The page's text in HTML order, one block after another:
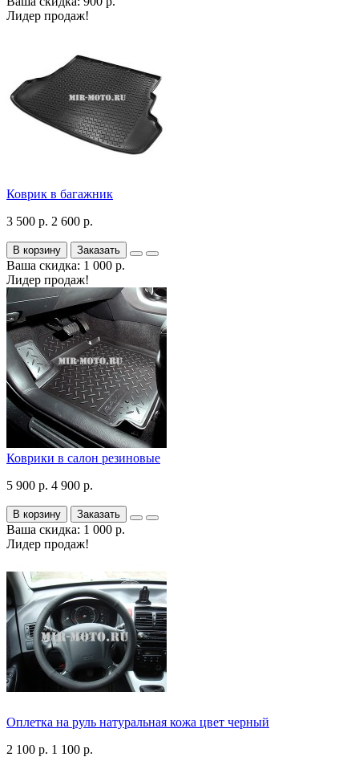
Лидер продаж!
Коврик в багажник
3 500 р. 2 600 р.
В корзину Заказать
Ваша скидка: 1 000 р.
Лидер продаж!
Коврики в салон резиновые
5 900 р. 4 900 р.
В корзину Заказать
Ваша скидка: 1 000 р.
Лидер продаж!
Оплетка на руль натуральная кожа цвет черный
2 100 р. 1 100 р.